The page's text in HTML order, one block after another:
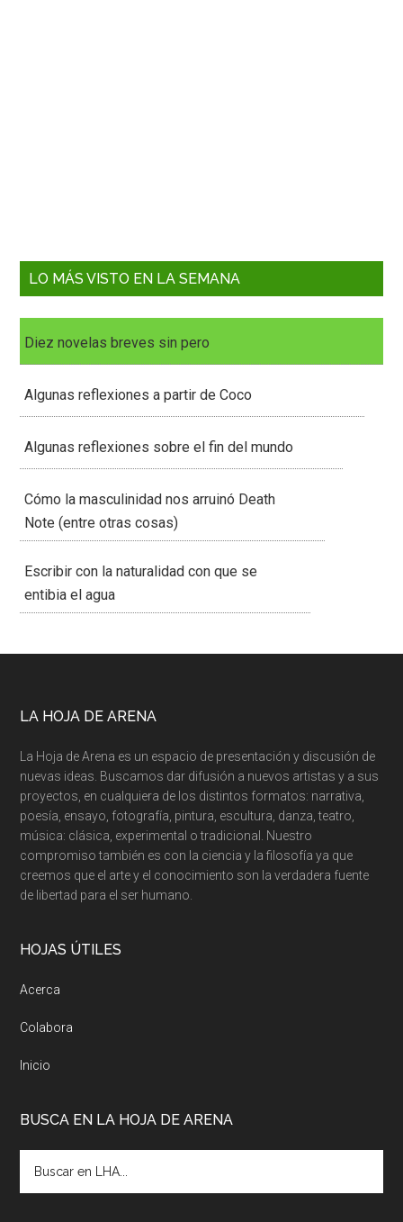
LO MÁS VISTO EN LA SEMANA
Diez novelas breves sin pero
Algunas reflexiones a partir de Coco
Algunas reflexiones sobre el fin del mundo
Cómo la masculinidad nos arruinó Death
Note (entre otras cosas)
Escribir con la naturalidad con que se
entibia el agua
LA HOJA DE ARENA
La Hoja de Arena es un espacio de presentación y discusión de
nuevas ideas. Buscamos dar difusión a nuevos artistas y a sus
proyectos, en cualquiera de los distintos formatos: narrativa,
poesía, ensayo, fotografía, pintura, escultura, danza, teatro,
música: clásica, experimental o tradicional. Nuestro
compromiso también es con la ciencia y la filosofía ya que
creemos que el arte y el conocimiento son la verdadera fuente
de libertad para el ser humano.
HOJAS ÚTILES
Acerca
Colabora
Inicio
BUSCA EN LA HOJA DE ARENA